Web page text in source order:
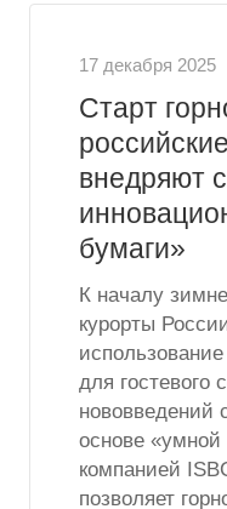
17 декабря 2025
Старт
внедряют
бумаги»
К началу
курорты
для гостевого
нововведений
основе «умной
компанией
позволяет